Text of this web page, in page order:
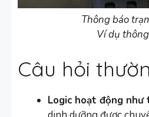
Thông báo
Ví dụ
Câu hỏi
Logic hoạt động như